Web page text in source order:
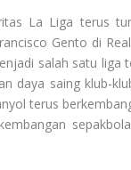
La Liga terus
Gento di
salah satu liga
daya saing klub-
terus